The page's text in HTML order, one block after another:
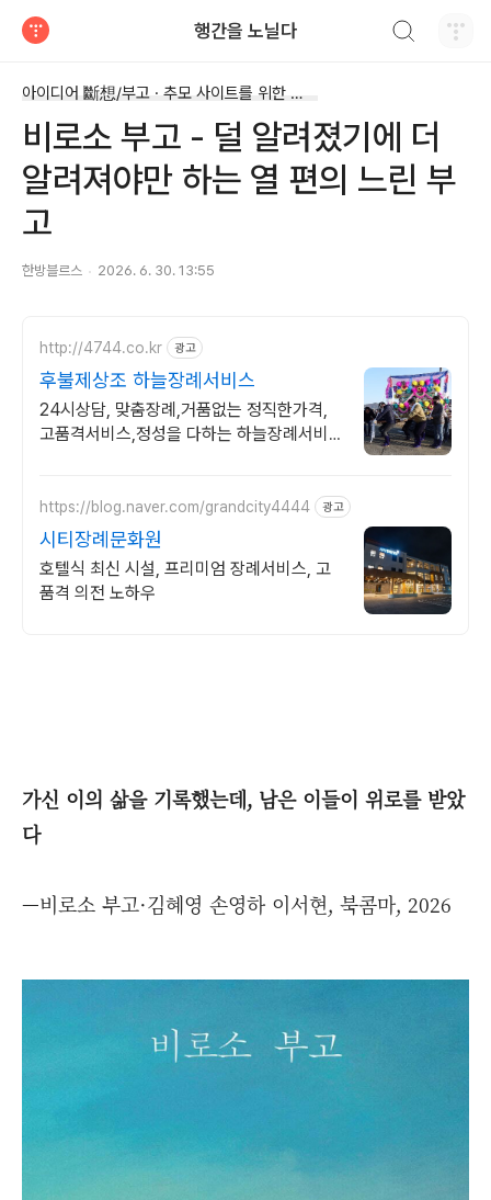
행간을 노닐다
아이디어 斷想/부고 · 추모 사이트를 위한 斷想
비로소 부고 - 덜 알려졌기에 더
알려져야만 하는 열 편의 느린 부
고
한방블르스 2026. 6. 30. 13:55
http://4744.co.kr 광고
후불제상조 하늘장례서비스
24시상담, 맞춤장례,거품없는 정직한가격,
고품격서비스,정성을 다하는 하늘장례서비
https://blog.naver.com/grandcity4444 광고
시티장례문화원
호텔식 최신 시설, 프리미엄 장례서비스, 고
품격 의전 노하우
가신 이의 삶을 기록했는데, 남은 이들이 위로를 받았
다
—비로소 부고·김혜영 손영하 이서현, 북콤마, 2026